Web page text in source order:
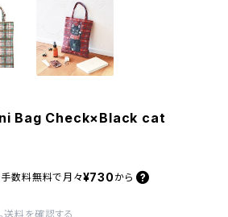
Bag Check×Black cat
手数料無料で 月々¥730 から
送料を確認する